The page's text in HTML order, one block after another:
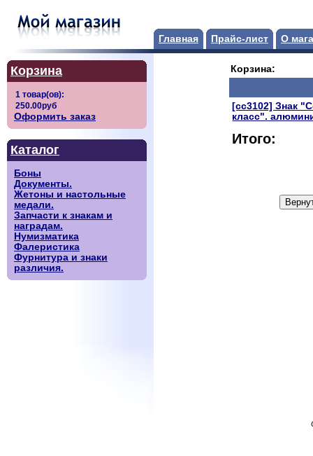
Главная Прайс-лист О
Корзина
Оформить заказ
Каталог
Боны
Документы.
Жетоны и настольные
медали.
Запчасти к знакам и
наградам.
Нумизматика
Фалеристика
Фурнитура и знаки
различия.
Корзина:
[сс3102] Знак
класс".
Итого: